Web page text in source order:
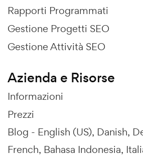
Rapporti Programmati
Gestione Progetti SEO
Gestione Attività SEO
Azienda e Risorse
Informazioni
Prezzi
Blog - English (US) Danish
French Bahasa Indonesia